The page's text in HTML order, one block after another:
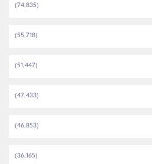
(74,835)
(55,718)
(51,447)
(47,433)
(46,853)
(36,165)